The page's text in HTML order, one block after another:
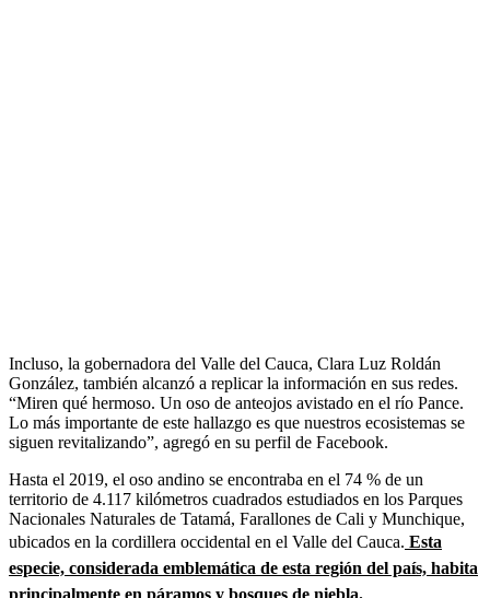
Incluso, la gobernadora del Valle del Cauca, Clara Luz Roldán
González, también alcanzó a replicar la información en sus redes.
“Miren qué hermoso. Un oso de anteojos avistado en el río Pance.
Lo más importante de este hallazgo es que nuestros ecosistemas se
siguen revitalizando”, agregó en su perfil de Facebook.
Hasta el 2019, el oso andino se encontraba en el 74 % de un
territorio de 4.117 kilómetros cuadrados estudiados en los Parques
Nacionales Naturales de Tatamá, Farallones de Cali y Munchique,
ubicados en la cordillera occidental en el Valle del Cauca. Esta
especie, considerada emblemática de esta región del país, habita
principalmente en páramos y bosques de niebla.